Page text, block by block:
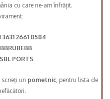
cu care ne-am înfrățit.
2661 8584
PORTS
scrieți un pomelnic, pentru lista de